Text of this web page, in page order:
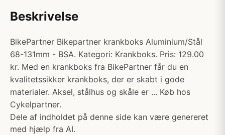
Beskrivelse
BikePartner Bikepartner krankboks Aluminium/Stål
68-131mm - BSA. Kategori: Krankboks. Pris: 129.00
kr. Med en krankboks fra BikePartner får du en
kvalitetssikker krankboks, der er skabt i gode
materialer. Aksel, stålhus og skåle er ... Køb hos
Cykelpartner.
Dele af indholdet på denne side kan være genereret
med hjælp fra AI.